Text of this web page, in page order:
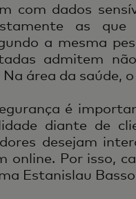
com dados
as
a mesma
admitem
área da saúde,
é
diante de
desejam
online. Por isso,
Estanislau